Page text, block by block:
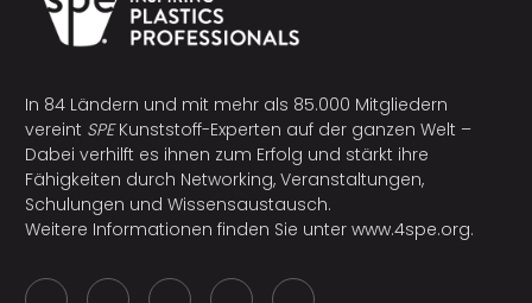
In 84 Ländern und mit mehr als 85.000 Mitgliedern
vereint SPEKunststoff-Experten auf der ganzen Welt –
Dabei verhilft es ihnen zum Erfolg und stärkt ihre
Fähigkeiten durch Networking, Veranstaltungen,
Schulungen und Wissensaustausch.
Weitere Informationen finden Sie unter www.4spe.org.